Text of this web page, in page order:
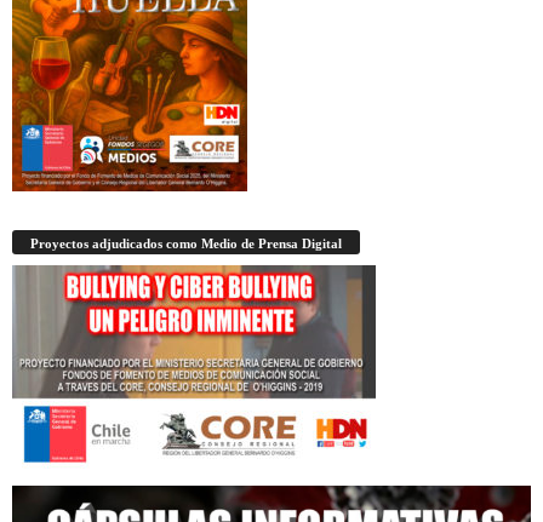
Proyectos adjudicados como Medio de Prensa Digital